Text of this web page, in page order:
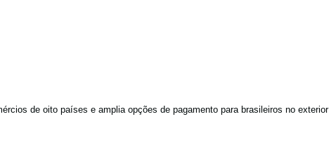
de oito países e amplia opções de pagamento para brasileiros no exterior